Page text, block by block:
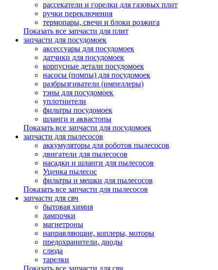
рассекатели и горелки для газовых плит
ручки переключения
термопары, свечи и блоки розжига
Показать все запчасти для плит
запчасти для посудомоек
аксессуары для посудомоек
датчики для посудомоек
корпусные детали посудомоек
насосы (помпы) для посудомоек
разбрызгиватели (импеллеры)
тэны для посудомоек
уплотнители
фильтры посудомоек
шланги и аквастопы
Показать все запчасти для посудомоек
запчасти для пылесосов
аккумуляторы для роботов пылесосов
двигатели для пылесосов
насадки и шланги для пылесосов
Уценка пылесос
фильтры и мешки для пылесосов
Показать все запчасти для пылесосов
запчасти для свч
бытовая химия
лампочки
магнетроны
направляющие, коплеры, моторы
предохранители, диоды
слюда
тарелки
Показать все запчасти для свч